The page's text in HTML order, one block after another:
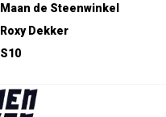
Maan de Steenwinkel
Roxy Dekker
S10